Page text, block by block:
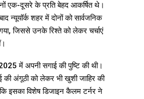
एक-दूसरे के प्रति बेहद आकर्षित थे।
न्यूयॉर्क शहर में दोनों को सार्वजनिक
जिससे उनके रिश्ते को लेकर चर्चाएं
में अपनी सगाई की पुष्टि की थी।
की अंगूठी को लेकर भी खुशी जाहिर की
इसका विशेष डिजाइन कैलम टर्नर ने